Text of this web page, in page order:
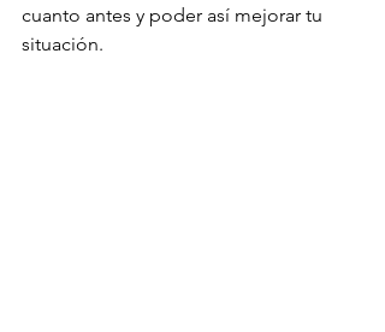
cuanto antes y poder así mejorar tu
situación.